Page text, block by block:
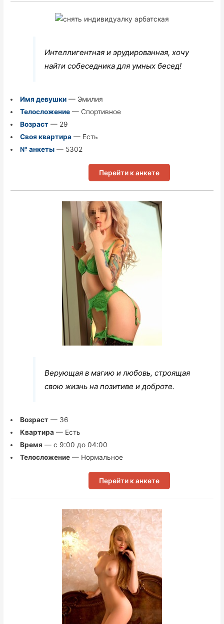
Интеллигентная и эрудированная, хочу
найти собеседника для умных бесед!
Имя девушки— Эмилия
Телосложение— Спортивное
Возраст— 29
Своя квартира— Есть
№ анкеты— 5302
Перейти к анкете
Верующая в магию и любовь, строящая
свою жизнь на позитиве и доброте.
Возраст— 36
Квартира— Есть
Время — с 9:00 до 04:00
Телосложение— Нормальное
Перейти к анкете